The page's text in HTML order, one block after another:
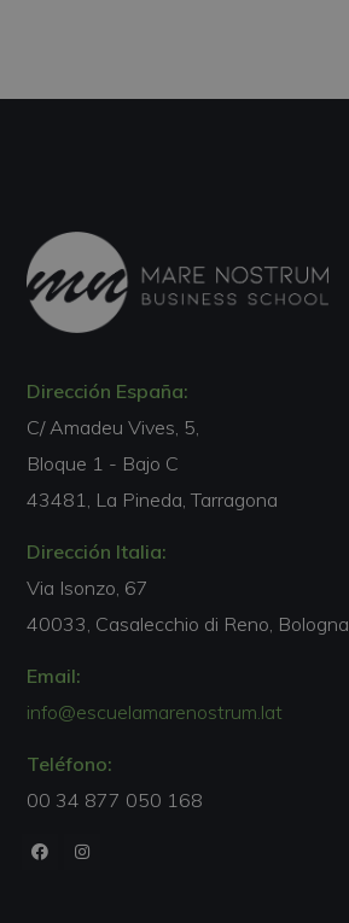
Dirección España:
C/ Amadeu Vives, 5,
Bloque 1 - Bajo C
43481, La Pineda, Tarragona
Dirección Italia:
Via Isonzo, 67
40033, Casalecchio di Reno, Bologna
Email:
info@escuelamarenostrum.lat
Teléfono:
00 34 877 050 168